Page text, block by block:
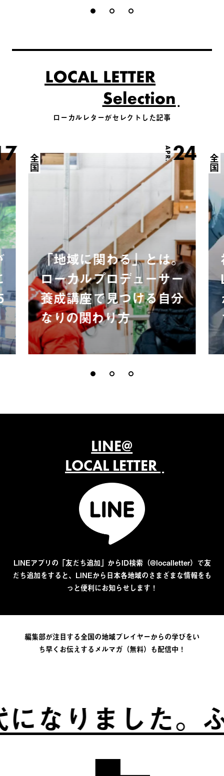
ローカルレターがセレクトした記事
APR.24
全国
「地域に関わる」とは。
ローカルプロデューサー
養成講座で見つける自分
なりの関わり方
全国
LINE@
LOCAL LETTER
LINEアプリの「友だち追加」からID検索（@localletter）で友
だち追加をすると、LINEから日本各地域のさまざまな情報をも
っと便利にお知らせします！
編集部が注目する全国の地域プレイヤーからの学びをい
ち早くお伝えするメルマガ（無料）も配信中！
りました。ふる